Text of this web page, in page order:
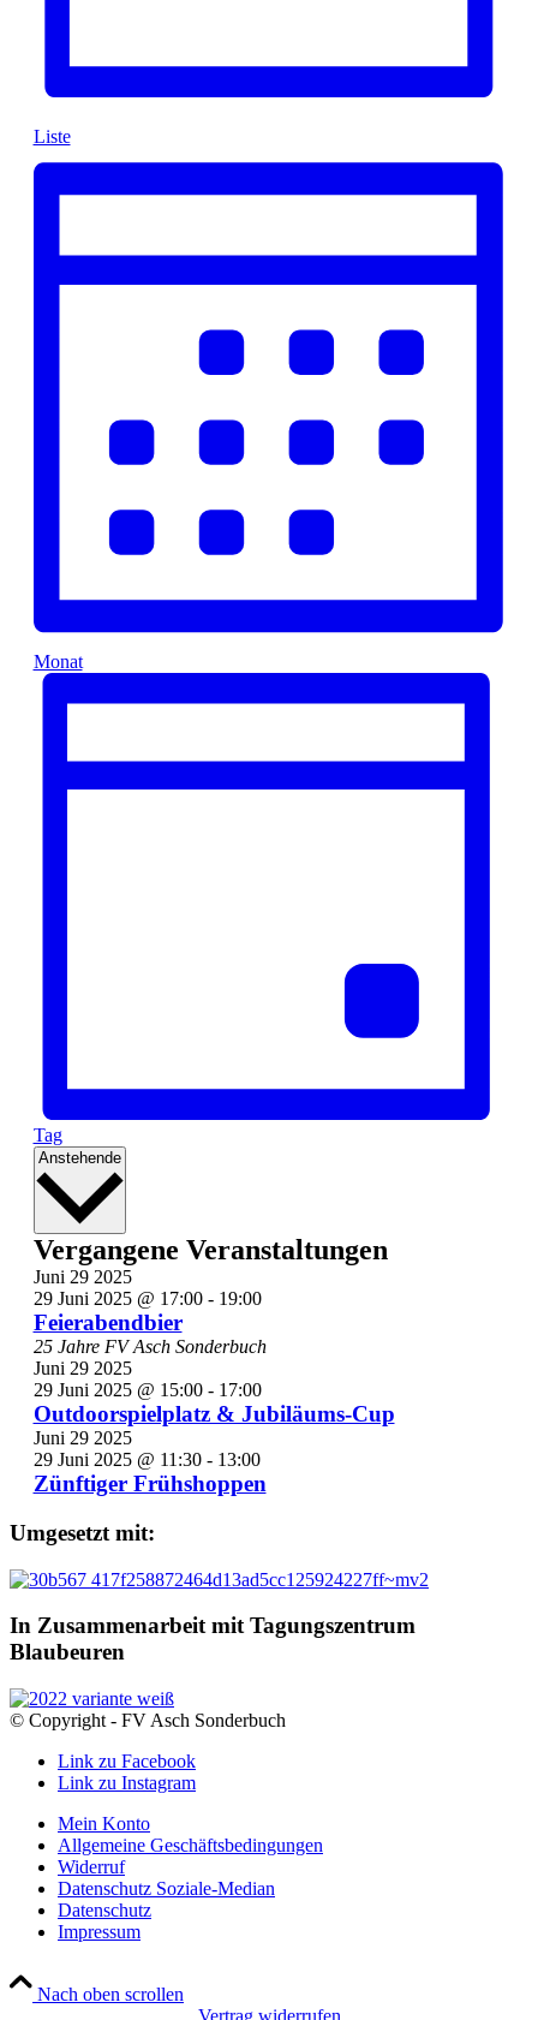
Liste
Monat
Tag
Anstehende Datum
Vergangene Veranstaltungen
Juni 29 2025
29 Juni 2025 @ 17:00- 19:00
Feierabendbier
25 Jahre FV Asch Sonderbuch
Juni 29 2025
29 Juni 2025 @ 15:00- 17:00
Outdoorspielplatz & Jubiläums-Cup
Juni 29 2025
29 Juni 2025 @ 11:30- 13:00
Zünftiger Frühshoppen
Umgesetzt mit:
In Zusammenarbeit mit Tagungszentrum
Blaubeuren
© Copyright - FV Asch Sonderbuch
Link zu Facebook
Link zu Instagram
Mein Konto
Allgemeine Geschäftsbedingungen
Widerruf
Datenschutz Soziale-Median
Datenschutz
Impressum
Nach oben scrollen
Vertrag widerrufen